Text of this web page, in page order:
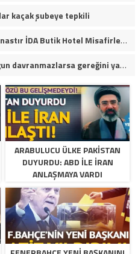
kaçak şubeye tepkili
Kazdağları’nın Gözdesi Antik Manastır İDA Butik Hotel Misafirlerinden Tam Not Alıyor
Trump’tan İran açıklaması: “Uygun davranmazlarsa gereğini yaparım”
ARABULUCU ÜLKE PAKISTAN
DUYURDU: ABD ILE İRAN
ANLAŞMAYA VARDI